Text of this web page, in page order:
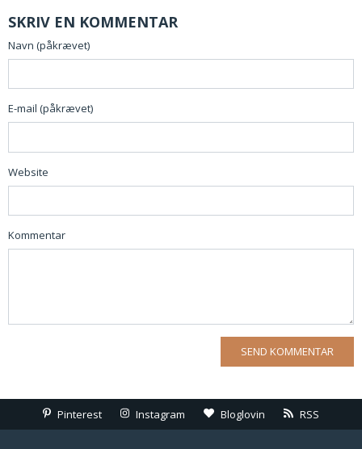
SKRIV EN KOMMENTAR
Navn (påkrævet)
E-mail (påkrævet)
Website
Kommentar
Pinterest Instagram Bloglovin RSS